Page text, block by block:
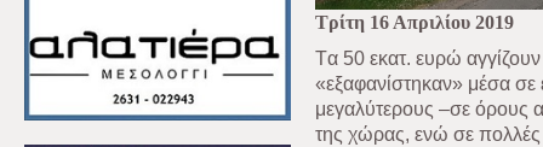
Τρίτη 16 Απριλίου 2019
Tα 50 εκατ. ευρώ
«εξαφανίστηκαν» μέσα σε
μεγαλύτερους –σε όρους
της χώρας, ενώ σε πολλές